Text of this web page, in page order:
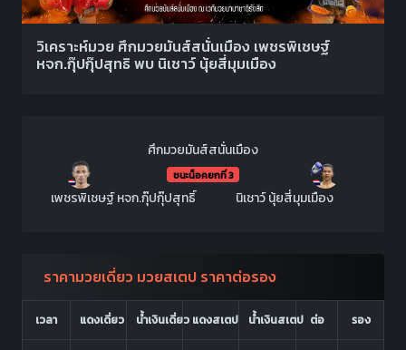
วิเคราะห์มวย ศึกมวยมันส์สนั่นเมือง เพชรพิเชษฐ์
หจก.กุ๊ปกุ๊ปสุทธิ พบ นิเชาว์ นุ้ยสี่มุมเมือง
ศึกมวยมันส์สนั่นเมือง
ชนะน็อคยกที่ 3
เพชรพิเชษฐ์ หจก.กุ๊ปกุ๊ปสุทธิ์ นิเชาว์ นุ้ยสี่มุมเมือง
ราคามวยเดี่ยว มวยสเตป ราคาต่อรอง
เวลา แดงเดี่ยว น้ำเงินเดี่ยว แดงสเตป น้ำเงินสเตป ต่อ รอง